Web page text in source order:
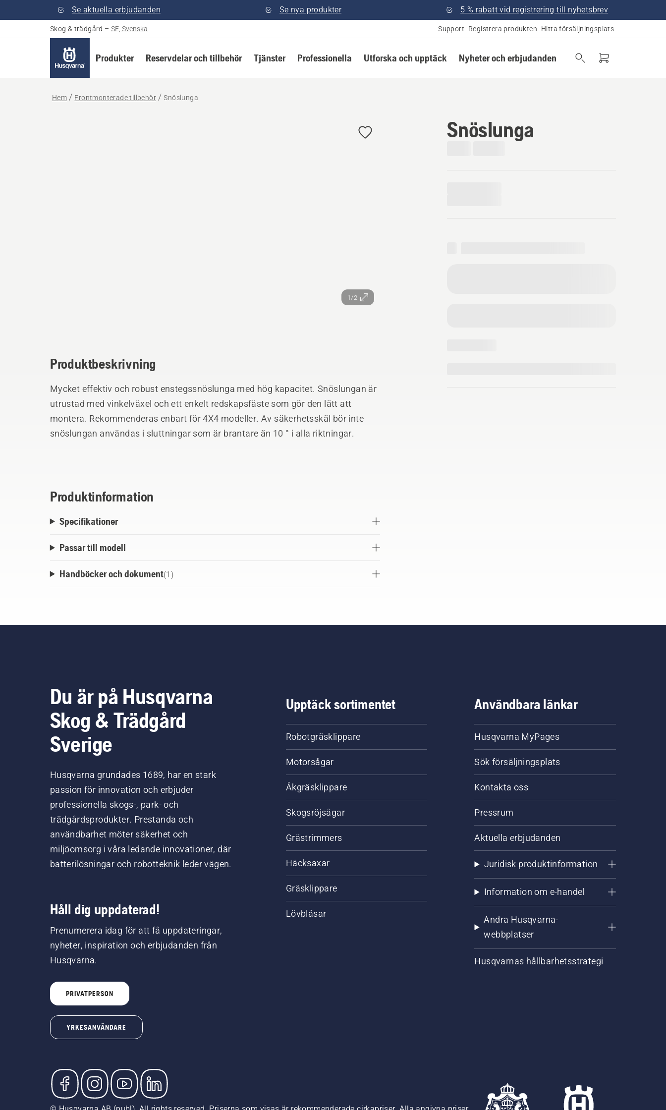
Se aktuella erbjudanden Se nya produkter 5 % rabatt vid registrering till nyhetsbrev
Skog & trädgård – SE, Svenska Support Registrera produkten Hitta försäljningsplats
Produkter Reservdelar och tillbehör Tjänster Professionella Utforska och upptäck Nyheter och erbjudanden
Hem Frontmonterade tillbehör Snöslunga
1/2
Snöslunga
Produktbeskrivning
Mycket effektiv och robust enstegssnöslunga med hög kapacitet. Snöslungan är
utrustad med vinkelväxel och ett enkelt redskapsfäste som gör den lätt att
montera. Rekommenderas enbart för 4X4 modeller. Av säkerhetsskäl bör inte
snöslungan användas i sluttningar som är brantare än 10 ° i alla riktningar.
Produktinformation
Specifikationer
Passar till modell
Handböcker och dokument(1 )
Du är på Husqvarna
Skog & Trädgård
Sverige
Husqvarna grundades 1689, har en stark
passion för innovation och erbjuder
professionella skogs-, park- och
trädgårdsprodukter. Prestanda och
användbarhet möter säkerhet och
miljöomsorg i våra ledande innovationer, där
batterilösningar och robotteknik leder vägen.
Håll dig uppdaterad!
Prenumerera idag för att få uppdateringar,
nyheter, inspiration och erbjudanden från
Husqvarna.
PRIVATPERSON
YRKESANVÄNDARE
Upptäck sortimentet
Robotgräsklippare
Motorsågar
Åkgräsklippare
Skogsröjsågar
Grästrimmers
Häcksaxar
Gräsklippare
Lövblåsar
Användbara länkar
Husqvarna MyPages
Sök försäljningsplats
Kontakta oss
Pressrum
Aktuella erbjudanden
Juridisk produktinformation
Information om e-handel
Andra Husqvarna-
webbplatser
Husqvarnas hållbarhetsstrategi